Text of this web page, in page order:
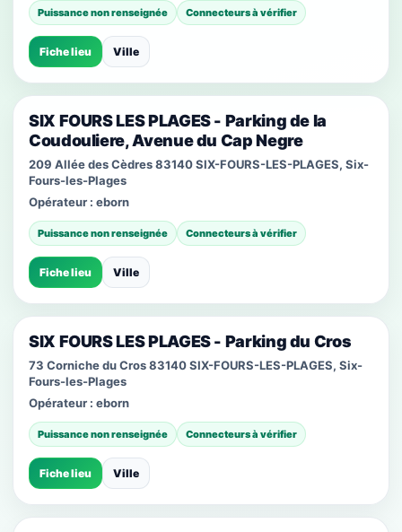
Puissance non renseignée Connecteurs à vérifier
Fiche lieu Ville
SIX FOURS LES PLAGES - Parking de la
Coudouliere, Avenue du Cap Negre
209 Allée des Cèdres 83140 SIX-FOURS-LES-PLAGES, Six-
Fours-les-Plages
Opérateur : eborn
Puissance non renseignée Connecteurs à vérifier
Fiche lieu Ville
SIX FOURS LES PLAGES - Parking du Cros
73 Corniche du Cros 83140 SIX-FOURS-LES-PLAGES, Six-
Fours-les-Plages
Opérateur : eborn
Puissance non renseignée Connecteurs à vérifier
Fiche lieu Ville